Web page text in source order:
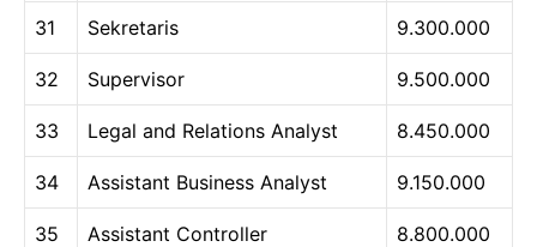
31 Sekretaris 9.300.000
32 Supervisor 9.500.000
33 Legal and Relations Analyst 8.450.000
34 Assistant Business Analyst 9.150.000
35 Assistant Controller 8.800.000